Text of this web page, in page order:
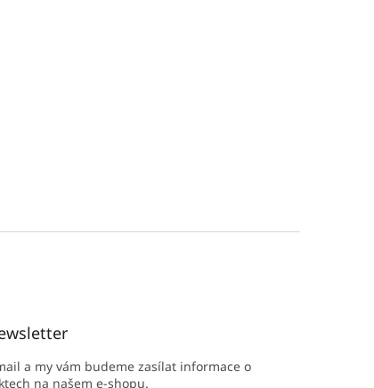
a my vám budeme zasílat informace o
na našem e-shopu.